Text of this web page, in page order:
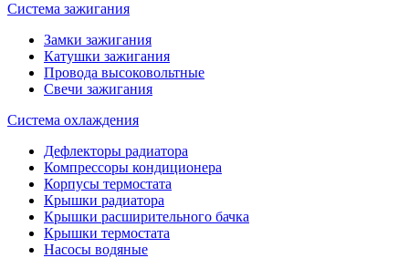
Система зажигания
Замки зажигания
Катушки зажигания
Провода высоковольтные
Свечи зажигания
Система охлаждения
Дефлекторы радиатора
Компрессоры кондиционера
Корпусы термостата
Крышки радиатора
Крышки расширительного бачка
Крышки термостата
Насосы водяные